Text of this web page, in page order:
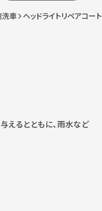
洗車 ヘッドライトリペアコート
えるとともに、雨水など